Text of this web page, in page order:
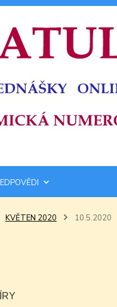
KVĚTEN 2020 10.5.2020